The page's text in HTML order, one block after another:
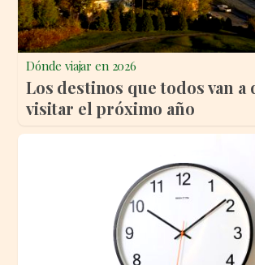
Dónde viajar en 2026
Los destinos que todos van a
visitar el próximo año